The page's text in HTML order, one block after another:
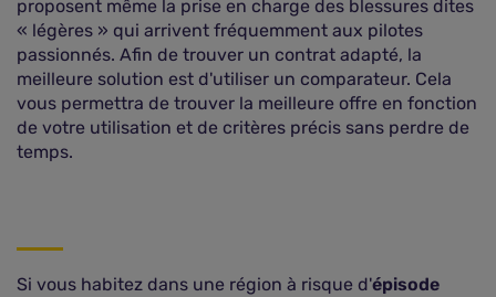
proposent même la prise en charge des blessures dites
« légères » qui arrivent fréquemment aux pilotes
passionnés. Afin de trouver un contrat adapté, la
meilleure solution est d'utiliser un comparateur. Cela
vous permettra de trouver la meilleure offre en fonction
de votre utilisation et de critères précis sans perdre de
temps.
Si vous habitez dans une région à risque d'épisode